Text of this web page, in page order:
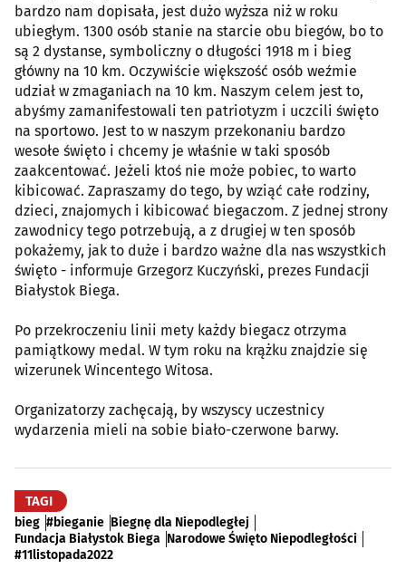
bardzo nam dopisała, jest dużo wyższa niż w roku
ubiegłym. 1300 osób stanie na starcie obu biegów, bo to
są 2 dystanse, symboliczny o długości 1918 m i bieg
główny na 10 km. Oczywiście większość osób weźmie
udział w zmaganiach na 10 km. Naszym celem jest to,
abyśmy zamanifestowali ten patriotyzm i uczcili święto
na sportowo. Jest to w naszym przekonaniu bardzo
wesołe święto i chcemy je właśnie w taki sposób
zaakcentować. Jeżeli ktoś nie może pobiec, to warto
kibicować. Zapraszamy do tego, by wziąć całe rodziny,
dzieci, znajomych i kibicować biegaczom. Z jednej strony
zawodnicy tego potrzebują, a z drugiej w ten sposób
pokażemy, jak to duże i bardzo ważne dla nas wszystkich
święto - informuje Grzegorz Kuczyński, prezes Fundacji
Białystok Biega.
Po przekroczeniu linii mety każdy biegacz otrzyma
pamiątkowy medal. W tym roku na krążku znajdzie się
wizerunek Wincentego Witosa.
Organizatorzy zachęcają, by wszyscy uczestnicy
wydarzenia mieli na sobie biało-czerwone barwy.
TAGI
bieg #bieganie Biegnę dla Niepodległej
Fundacja Białystok Biega Narodowe Święto Niepodległości
#11listopada2022